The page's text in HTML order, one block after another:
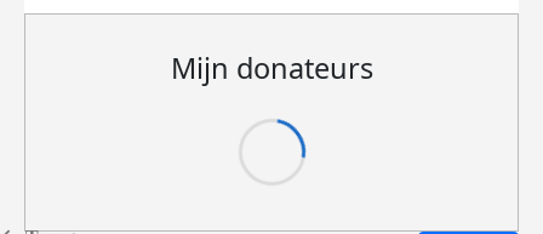
Mijn donateurs